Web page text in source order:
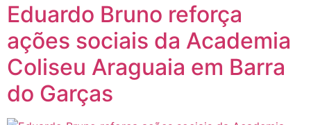
Eduardo Bruno reforça
ações sociais da Academia
Coliseu Araguaia em Barra
do Garças